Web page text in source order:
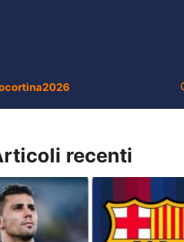
recenti